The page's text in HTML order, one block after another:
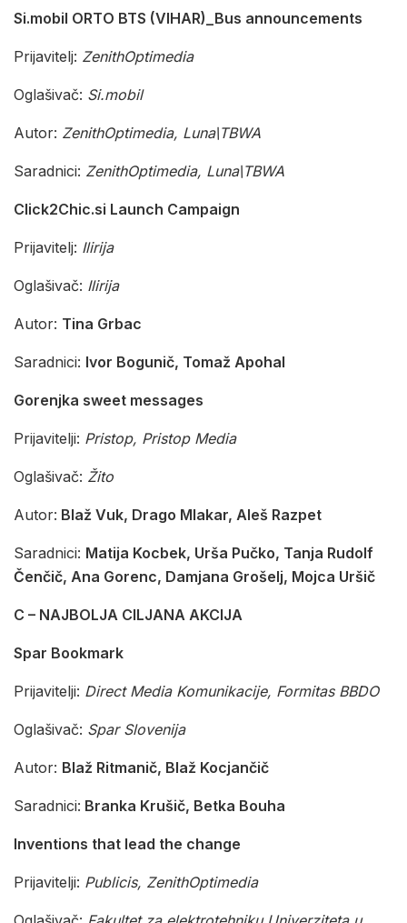
Si.mobil ORTO BTS (VIHAR)_Bus announcements
Prijavitelj: ZenithOptimedia
Oglašivač: Si.mobil
Autor: ZenithOptimedia, Luna\TBWA
Saradnici: ZenithOptimedia, Luna\TBWA
Click2Chic.si Launch Campaign
Prijavitelj: Ilirija
Oglašivač: Ilirija
Autor: Tina Grbac
Saradnici: Ivor Bogunič, Tomaž Apohal
Gorenjka sweet messages
Prijavitelji: Pristop, Pristop Media
Oglašivač: Žito
Autor: Blaž Vuk, Drago Mlakar, Aleš Razpet
Saradnici: Matija Kocbek, Urša Pučko, Tanja Rudolf
Čenčič, Ana Gorenc, Damjana Grošelj, Mojca Uršič
C – NAJBOLJA CILJANA AKCIJA
Spar Bookmark
Prijavitelji: Direct Media Komunikacije, Formitas BBDO
Oglašivač: Spar Slovenija
Autor: Blaž Ritmanič, Blaž Kocjančič
Saradnici: Branka Krušič, Betka Bouha
Inventions that lead the change
Prijavitelji: Publicis, ZenithOptimedia